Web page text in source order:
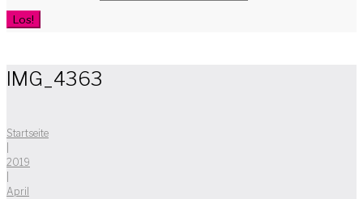
Los!
IMG_4363
Startseite
2019
April